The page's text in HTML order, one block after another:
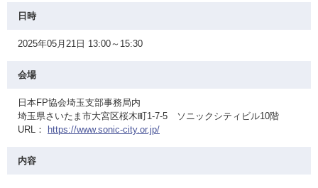
日時
2025年05月21日 13:00～15:30
会場
日本FP協会埼玉支部事務局内
埼玉県さいたま市大宮区桜木町1-7-5 ソニックシティビル10階
URL：
https://www.sonic-city.or.jp/
内容